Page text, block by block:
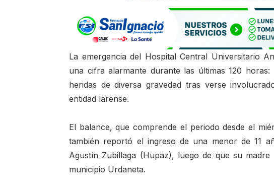
La emergencia del Hospital Central Universitario
una cifra alarmante durante las últimas 120
heridas de diversa gravedad tras verse
entidad larense.
El balance, que comprende el periodo desde el
también reportó el ingreso de una menor de 11
Agustín Zubillaga (Hupaz), luego de que su
municipio Urdaneta.